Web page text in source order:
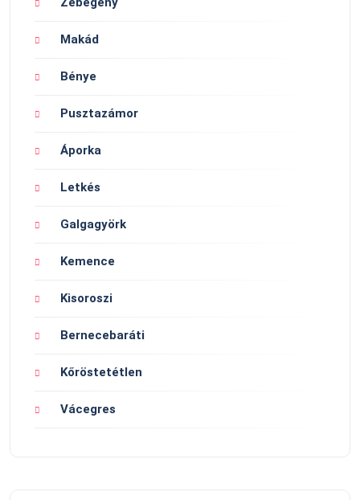
Makád
Bénye
Pusztazámor
Áporka
Letkés
Galgagyörk
Kemence
Kisoroszi
Bernecebaráti
Kőröstetétlen
Vácegres